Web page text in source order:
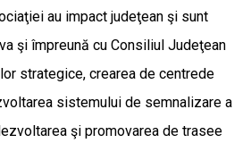
au impact judeţean şi sunt
şi împreună cu Consiliul Judeţean
strategice, crearea de centrede
sistemului de semnalizare a
şi promovarea de trasee